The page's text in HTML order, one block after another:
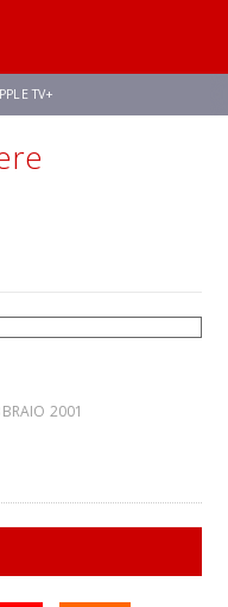
TV+
AVENGERS: DOOMSDAY
2001